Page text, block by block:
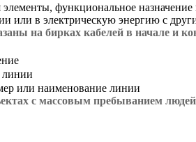
функциональное
или в электрическую энергию с
на бирках кабелей в начале и
линии
или наименование линии
с массовым пребыванием